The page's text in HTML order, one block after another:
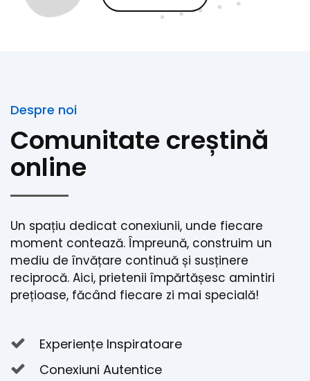
Despre noi
Comunitate creștină
online
Un spațiu dedicat conexiunii, unde fiecare
moment contează. Împreună, construim un
mediu de învățare continuă și susținere
reciprocă. Aici, prietenii împărtășesc amintiri
prețioase, făcând fiecare zi mai specială!
Experiențe Inspiratoare
Conexiuni Autentice